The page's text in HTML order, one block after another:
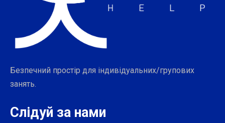
Безпечний простір для індивідуальних/групових
занять.
Слідуй за нами